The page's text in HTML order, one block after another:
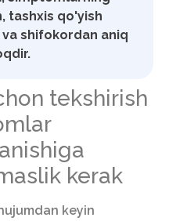
tashxis qo'yish
shifokordan aniq
tekshirish
kerak
keyin